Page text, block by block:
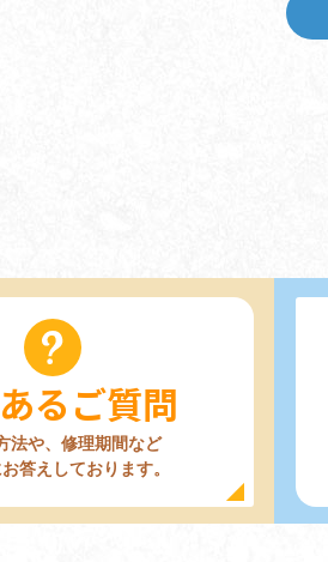
るご質問
法や、修理期間など
答えしております。